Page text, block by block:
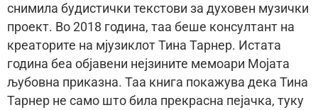
снимила будистички текстови за духовен музички
проект. Во 2018 година, таа беше консултант на
креаторите на мјузиклот Тина Тарнер. Истата
година беа објавени нејзините мемоари Мојата
љубовна приказна. Таа книга покажува дека Тина
Тарнер не само што била прекрасна пејачка, туку